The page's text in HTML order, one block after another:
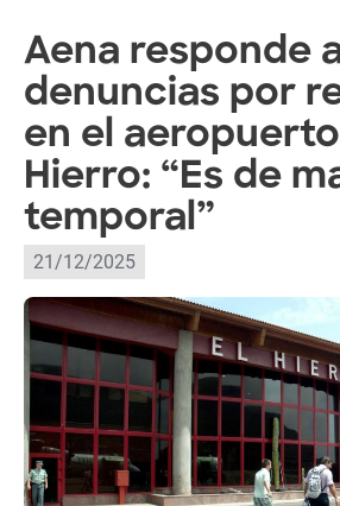
Aena responde
denuncias por
en el
Hierro: “Es de
temporal”
21/12/2025